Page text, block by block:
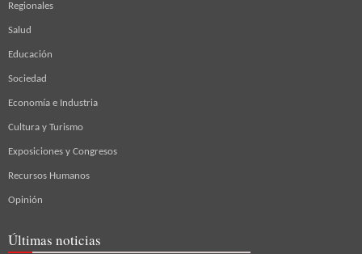
Regionales
Salud
Educación
Sociedad
Economía e Industria
Cultura y Turismo
Exposiciones y Congresos
Recursos Humanos
Opinión
Últimas noticias